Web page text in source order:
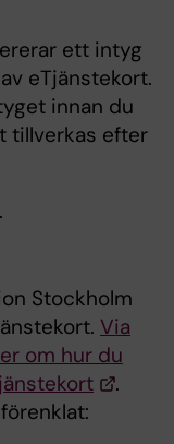
ett intyg
eTjänstekort.
innan du
tillverkas efter
.
Stockholm
Via
om hur du
.